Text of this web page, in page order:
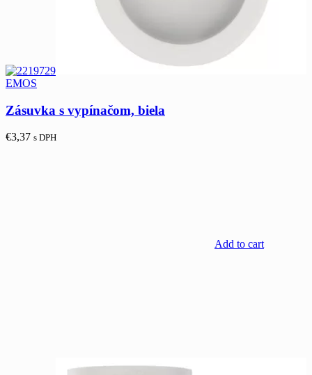
EMOS
Zásuvka s vypínačom, biela
€3,37 s DPH
Add to cart